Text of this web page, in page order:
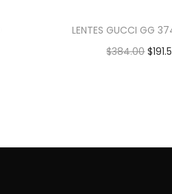
LENTES GUCCI GG
$384.00 $